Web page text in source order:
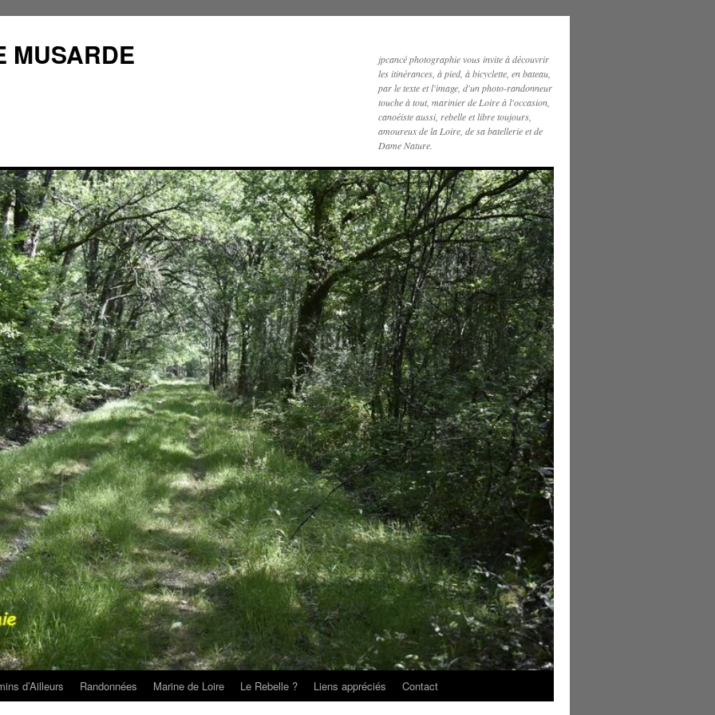
MUSARDE
jpcancé photographie vous invite à découvrir
les itinérances, à pied, à bicyclette, en bateau,
par le texte et l'image, d'un photo-randonneur
touche à tout, marinier de Loire à l'occasion,
canoéiste aussi, rebelle et libre toujours,
amoureux de la Loire, de sa batellerie et de
Dame Nature.
d’Ailleurs Randonnées Marine de Loire Le Rebelle ? Liens appréciés Contact